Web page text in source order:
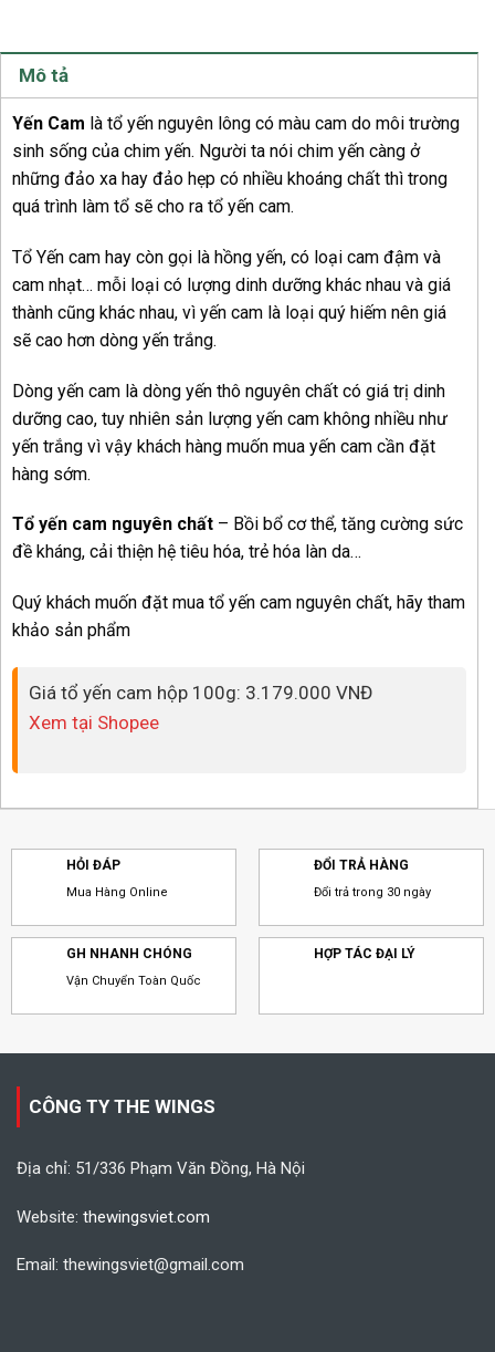
Mô tả
Yến Cam là tổ yến nguyên lông có màu cam do môi trường
sinh sống của chim yến. Người ta nói chim yến càng ở
những đảo xa hay đảo hẹp có nhiều khoáng chất thì trong
quá trình làm tổ sẽ cho ra tổ yến cam.
Tổ Yến cam hay còn gọi là hồng yến, có loại cam đậm và
cam nhạt… mỗi loại có lượng dinh dưỡng khác nhau và giá
thành cũng khác nhau, vì yến cam là loại quý hiếm nên giá
sẽ cao hơn dòng yến trắng.
Dòng yến cam là dòng yến thô nguyên chất có giá trị dinh
dưỡng cao, tuy nhiên sản lượng yến cam không nhiều như
yến trắng vì vậy khách hàng muốn mua yến cam cần đặt
hàng sớm.
Tổ yến cam nguyên chất – Bồi bổ cơ thể, tăng cường sức
đề kháng, cải thiện hệ tiêu hóa, trẻ hóa làn da…
Quý khách muốn đặt mua tổ yến cam nguyên chất, hãy tham
khảo sản phẩm
Giá tổ yến cam hộp 100g: 3.179.000 VNĐ
Xem tại Shopee
HỎI ĐÁP
Mua Hàng Online
ĐỔI TRẢ HÀNG
Đổi trả trong 30 ngày
GH NHANH CHÓNG
Vận Chuyển Toàn Quốc
HỢP TÁC ĐẠI LÝ
CÔNG TY THE WINGS
Địa chỉ: 51/336 Phạm Văn Đồng, Hà Nội
Website: thewingsviet.com
Email: thewingsviet@gmail.com